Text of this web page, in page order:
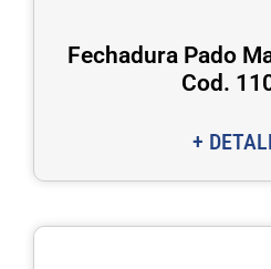
Fechadura Pado
Cod.
+